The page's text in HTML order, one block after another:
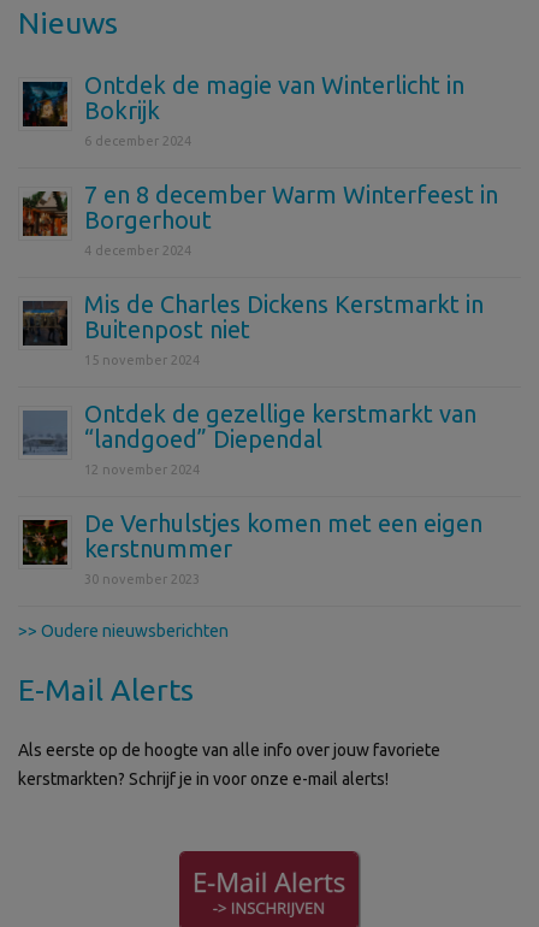
Nieuws
Ontdek de magie van Winterlicht in
Bokrijk
6 december 2024
7 en 8 december Warm Winterfeest in
Borgerhout
4 december 2024
Mis de Charles Dickens Kerstmarkt in
Buitenpost niet
15 november 2024
Ontdek de gezellige kerstmarkt van
“landgoed” Diependal
12 november 2024
De Verhulstjes komen met een eigen
kerstnummer
30 november 2023
>> Oudere nieuwsberichten
E-Mail Alerts
Als eerste op de hoogte van alle info over jouw favoriete
kerstmarkten? Schrijf je in voor onze e-mail alerts!